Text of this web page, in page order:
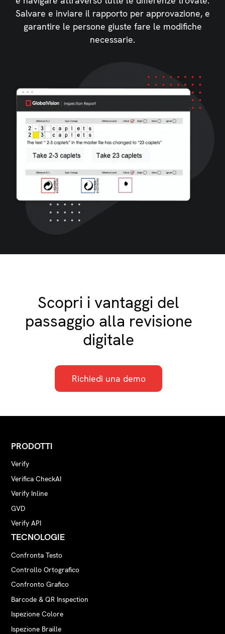
Salvare e inviare il rapporto per approvazione, e
garantire le persone giuste fare le modifiche
necessarie.
Scopri i vantaggi del
passaggio alla revisione
digitale
Richiedi una demo
PRODOTTI
Verify
Verifica CheckAI
Verify Inline
GVD
Verify API
TECNOLOGIE
Confronta Testo
Controllo Ortografico
Confronto Grafico
Barcode & QR Inspection
Ispezione Colore
Ispezione Braille